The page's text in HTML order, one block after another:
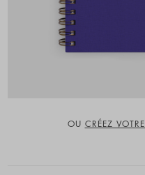
OU CRÉEZ